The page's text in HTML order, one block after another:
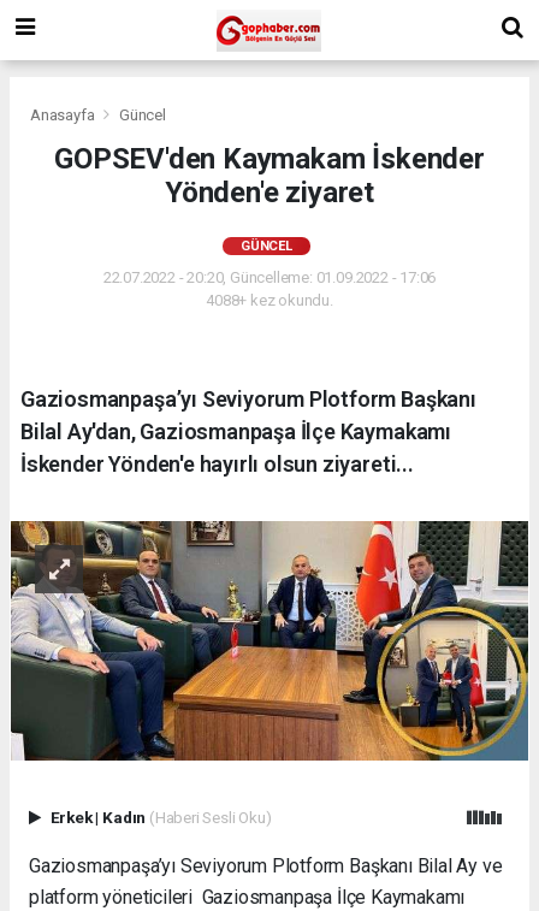
Anasayfa Güncel
GOPSEV'den Kaymakam İskender
Yönden'e ziyaret
GÜNCEL
22.07.2022 - 20:20, Güncelleme: 01.09.2022 - 17:06
4088+ kez okundu.
Gaziosmanpaşa’yı Seviyorum Plotform Başkanı
Bilal Ay'dan, Gaziosmanpaşa İlçe Kaymakamı
İskender Yönden'e hayırlı olsun ziyareti...
Erkek| Kadın (Haberi Sesli Oku)
Gaziosmanpaşa’yı Seviyorum Plotform Başkanı Bilal Ay ve
platform yöneticileri Gaziosmanpaşa İlçe Kaymakamı